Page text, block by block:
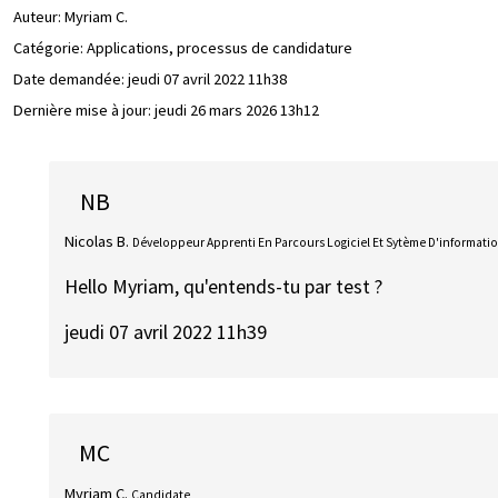
Auteur: Myriam C.
Catégorie: Applications, processus de candidature
Date demandée: jeudi 07 avril 2022 11h38
Dernière mise à jour: jeudi 26 mars 2026 13h12
NB
Nicolas B. Développeur Apprenti En Parcours Logiciel Et Sytème
Hello Myriam, qu'entends-tu par test ?
jeudi 07 avril 2022 11h39
MC
Myriam C. Candidate